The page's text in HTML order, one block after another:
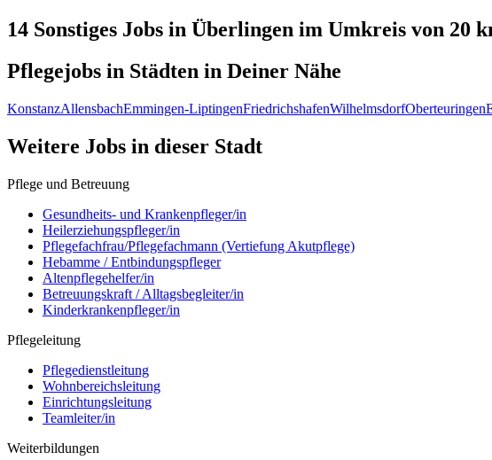
14 Sonstiges Jobs in Überlingen im Umkreis von 20
Pflegejobs in Städten in Deiner Nähe
KonstanzAllensbachEmmingen-LiptingenFriedrichshafenWilhelmsdorfOberteuringen
Weitere Jobs in dieser Stadt
Pflege und Betreuung
Gesundheits- und Krankenpfleger/in
Heilerziehungspfleger/in
Pflegefachfrau/Pflegefachmann (Vertiefung Akutpflege)
Hebamme / Entbindungspfleger
Altenpflegehelfer/in
Betreuungskraft / Alltagsbegleiter/in
Kinderkrankenpfleger/in
Pflegeleitung
Pflegedienstleitung
Wohnbereichsleitung
Einrichtungsleitung
Teamleiter/in
Weiterbildungen